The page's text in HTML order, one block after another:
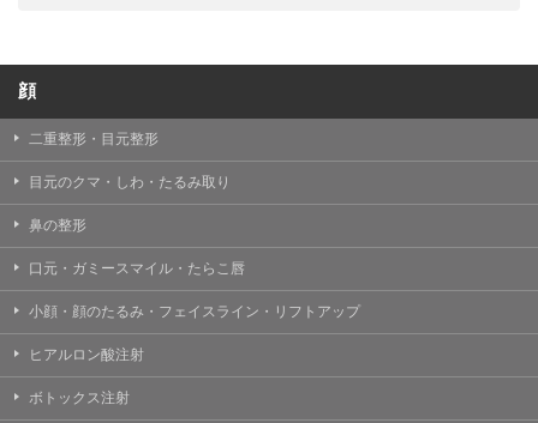
TCBグループは、個人情報保護法その他の法令により認
められる場合を除き、患者様の同意なしに、取得情報を
ん。
【個人情報の開示・訂正・利用停止について】
TCBグループは、本人の申し出により個人情報に関する
開示、訂正、更新、削除、利用停止その他お問い合わせ
について、これを適切に対応します。
【Cookie(クッキー)について】
Cookieは、一般的にインターネット閲覧を行う際、又は
顔
二重整形・目元整形
目元のクマ・しわ・たるみ取り
鼻の整形
口元・ガミースマイル・たらこ唇
小顔・顔のたるみ・フェイスライン・リフトアップ
ヒアルロン酸注射
ボトックス注射